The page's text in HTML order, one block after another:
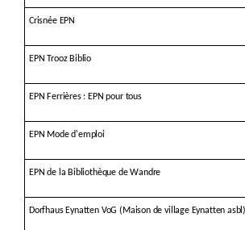
Crisnée EPN
EPN Trooz Biblio
EPN Ferrières : EPN pour tous
EPN Mode d'emploi
EPN de la Bibliothèque de Wandre
Dorfhaus Eynatten VoG (Maison de village Eynatten asbl)